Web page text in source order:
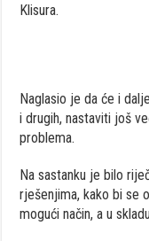
Klisura.
Naglasio je da će i
i drugih, nastaviti još
problema.
Na sastanku je bilo
rješenjima, kako bi se
mogući način, a u